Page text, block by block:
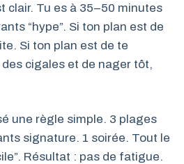
clair. Tu es à 35–50 minutes
“hype”. Si ton plan est de
Si ton plan est de te
cigales et de nager tôt,
une règle simple. 3 plages
signature. 1 soirée. Tout le
Résultat : pas de fatigue.